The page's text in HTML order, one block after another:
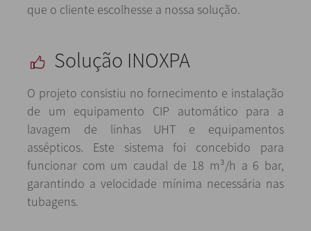
que o cliente escolhesse a nossa solução.
Solução INOXPA
O projeto consistiu no fornecimento e instalação
de um equipamento CIP automático para a
lavagem de linhas UHT e equipamentos
assépticos. Este sistema foi concebido para
funcionar com um caudal de 18 m³/h a 6 bar,
garantindo a velocidade mínima necessária nas
tubagens.